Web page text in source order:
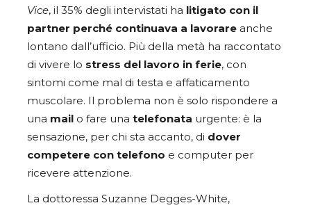
Vice, il 35% degli intervistati ha litigato con il
partner perché continuava a lavorare anche
lontano dall’ufficio. Più della metà ha raccontato
di vivere lo stress del lavoro in ferie, con
sintomi come mal di testa e affaticamento
muscolare. Il problema non è solo rispondere a
una mail o fare una telefonata urgente: è la
sensazione, per chi sta accanto, di dover
competere con telefono e computer per
ricevere attenzione.
La dottoressa Suzanne Degges-White,